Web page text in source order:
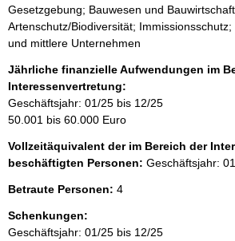
Gesetzgebung; Bauwesen und
Artenschutz/Biodiversität;
und mittlere Unternehmen
Jährliche finanzielle Aufwendungen im
Interessenvertretung:
Geschäftsjahr: 01/25 bis 12/25
50.001 bis 60.000 Euro
Vollzeitäquivalent der im Bereich der
beschäftigten Personen: Geschäftsjahr:
Betraute Personen: 4
Schenkungen:
Geschäftsjahr: 01/25 bis 12/25